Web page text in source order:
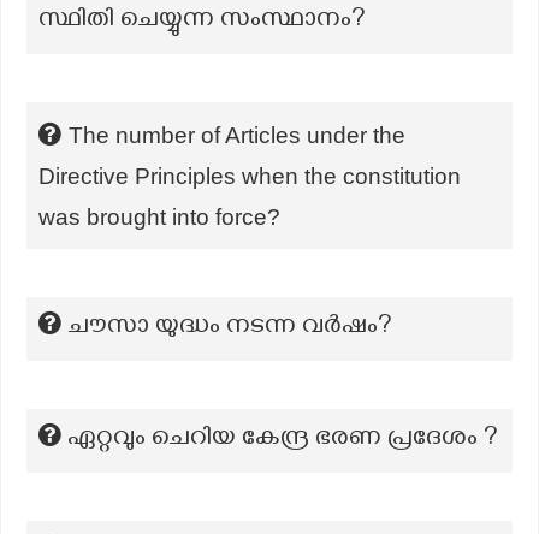
സ്ഥിതി ചെയ്യുന്ന സംസ്ഥാനം?
The number of Articles under the
Directive Principles when the constitution
was brought into force?
ചൗസാ യുദ്ധം നടന്ന വർഷം?
ഏറ്റവും ചെറിയ കേന്ദ്ര ഭരണ പ്രദേശം ?